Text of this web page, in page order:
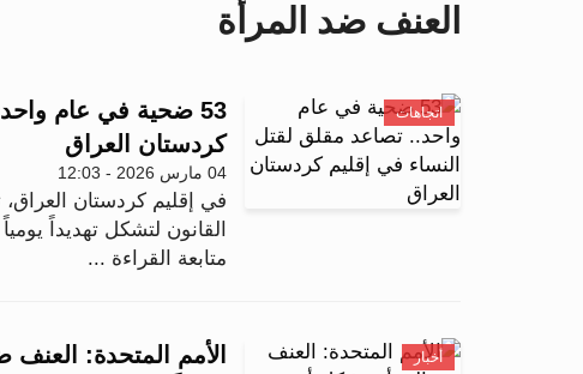
العنف ضد المرأة
اتجاهات
53 ضحية في عام
كردستان العراق
04 مارس 2026 - 12:03
في إقليم كردستان العراق،
القانون لتشكل تهديداً
متابعة القراءة ...
أخبار
الأمم المتحدة: